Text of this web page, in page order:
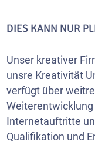
DIES KANN NUR
Unser kreativer
unsre Kreativität
verfügt über
Internetauftritte
Qualifikation und